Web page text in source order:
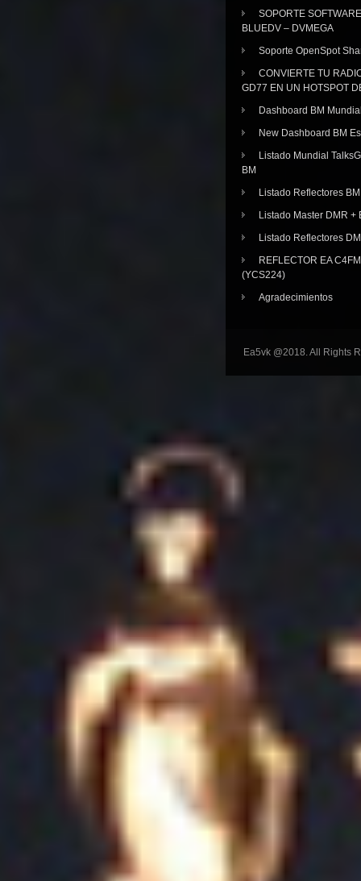
SOPORTE SOFTWARE
BLUEDV – DVMEGA
Soporte OpenSpot
CONVIERTE TU
GD77 EN UN HOTSPOT
Dashboard BM
New Dashboard BM
Listado Mundial
BM
Listado Reflectores BM
Listado Master DMR +
Listado Reflectores
REFLECTOR EA
(YCS224)
Agradecimientos
Ea5vk @2018. All Rights